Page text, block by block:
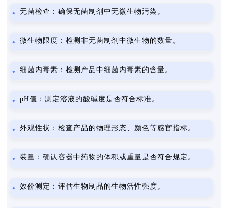
无菌检查：确保无菌制剂中无微生物污染。
微生物限度：检测非无菌制剂中微生物的数量。
细菌内毒素：检测产品中细菌内毒素的含量。
pH值：测定溶液的酸碱度是否符合标准。
外观性状：检查产品的物理形态、颜色等感官指标。
装量：确认容器中药物的体积或重量是否符合规定。
效价测定：评估生物制品的生物活性强度。